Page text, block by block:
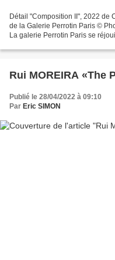
Détail "Composition II", 2022 de
de la Galerie Perrotin Paris ©
La galerie Perrotin Paris se
Rui MOREIRA «The
Publié le 28/04/2022 à 09:10
Par Eric SIMON